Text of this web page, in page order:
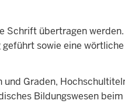
Schrift übertragen
sowie eine
Graden,
Bildungswesen